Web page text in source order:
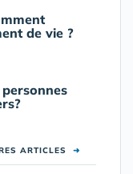
de vie ?
ARTICLES ➜